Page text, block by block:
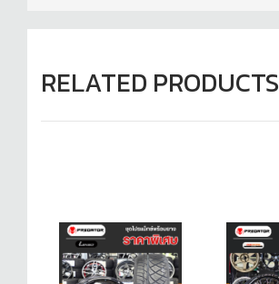
RELATED PRODUCTS